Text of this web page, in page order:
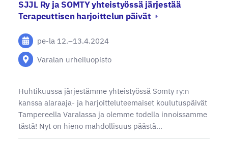
SJJL Ry ja SOMTY yhteistyössä järjestää
Terapeuttisen harjoittelun päivät
pe-la 12.–13.4.2024
Varalan urheiluopisto
Huhtikuussa järjestämme yhteistyössä Somty ry:n
kanssa alaraaja- ja harjoitteluteemaiset koulutuspäivät
Tampereella Varalassa ja olemme todella innoissamme
tästä! Nyt on hieno mahdollisuus päästä…